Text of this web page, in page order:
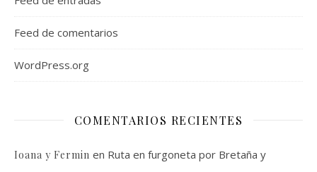
Feed de comentarios
WordPress.org
COMENTARIOS RECIENTES
Ioana y Fermin en Ruta en furgoneta por Bretaña y